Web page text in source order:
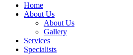
Home
About Us
About Us
Gallery
Services
Specialists